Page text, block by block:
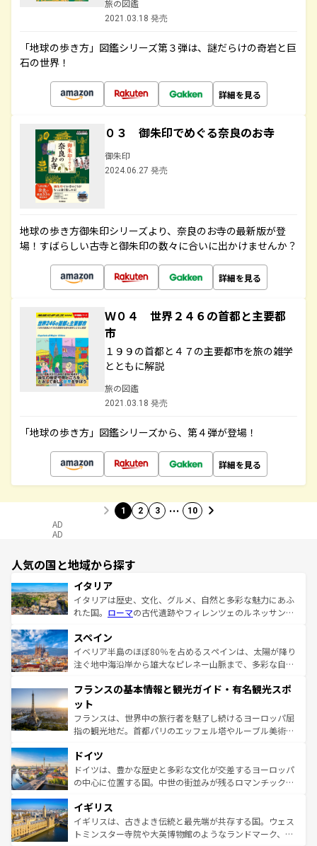
旅の図鑑
2021.03.18 発売
「地球の歩き方」図鑑シリーズ第３弾は、謎だらけの奇岩と巨
石の世界！
詳細を見る
０３ 御朱印でめぐる奈良のお寺
御朱印
2024.06.27 発売
地球の歩き方御朱印シリーズより、奈良のお寺の最新版が登
場！すばらしい古寺と御朱印の数々に合いに出かけませんか？
詳細を見る
Ｗ０４ 世界２４６の首都と主要都
市
１９９の首都と４７の主要都市を旅の雑学
とともに解説
旅の図鑑
2021.03.18 発売
「地球の歩き方」図鑑シリーズから、第４弾が登場！
詳細を見る
1 2 3 … 10
AD
AD
人気の国と地域から探す
イタリア
イタリアは歴史、文化、グルメ、自然と多彩な魅力にあふ
れた国。 ローマの古代遺跡やフィレンツェのルネッサンス
ろん、トスカーナの美しい田園風景やアマルフィ海岸の絶
景など、自然景観も見逃せない。観光の合間には、本場の
ピザやパスタなど、絶品のイタリア料理を堪能することも
ませてくれるイタリアで、忘れられない旅をしてみよう！
なお、新着のイタリア情報は
しい。
スペイン
イベリア半島のほぼ80％を占めるスペインは、太陽が降り
注ぐ地中海沿岸から雄大なピレネー山脈まで、多彩な自然
文化が根付くこの国では、情熱的なフラメンコ、熱気あふ
れる闘牛、そして美味しいタパスが生活の一部となってい
る。首都マドリードの洗練された雰囲気や、バルセロナの
アートに溢れた街角から、地方では古代ローマ遺跡や中世
せる。地方によって風土や気候が異なるスペインはその個
性で訪れる人を魅了する。 なお、新着のスペイン情報は コ
ンテンツ一覧を参照してほしい。
フランスの基本情報と観光ガイド・有名観光スポ
ット
フランスは、世界中の旅行者を魅了し続けるヨーロッパ屈
指の観光地だ。首都パリのエッフェル塔やルーブル美術館
で、幅広い魅力が詰まっている。華麗な宮殿、歴史的な大
聖堂、美しいビーチ、そして豊かな自然が、訪れる者を心
から魅了する。また、フランスは美食の国としても知ら
いる。シャンパンの発祥地であるランス、プロヴァンスの
香り高いラベンダー畑など、多彩な楽しみ方が可能だ。さ
らに、パリ以外の地域にも魅力が溢れており、どの街角に
ドイツ
ドイツは、豊かな歴史と多彩な文化が交差するヨーロッパ
の中心に位置する国。中世の街並みが残るロマンチック街
顔を持つこの国は、どこを歩いても飽きることがない。ベ
ルリンの文化的活気、バイエルン州のアルプスの絶景、そ
してライン川沿いのワイン畑といった風景は必見。ビール
イギリス
イギリスは、古きよき伝統と最先端が共存する国。ウェス
トミンスター寺院や大英博物館のようなランドマーク、歴